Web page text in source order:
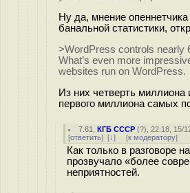
Ну да, мнение
банальной статистики,
>WordPress controls nearly
What’s even more
websites run on WordPress.
Из них четверть миллиона
первого миллиона самых
7.61 ,КГБ СССР (?), 22:18, 15/
[ответить] [↓] [к модератору]
Как только в разговоре
прозвучало «более
неприятностей.